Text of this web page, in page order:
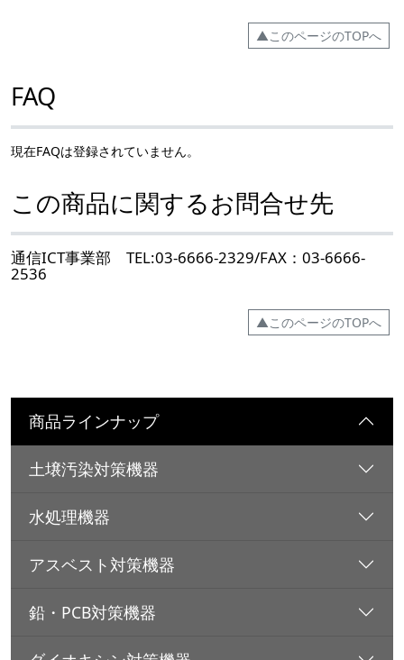
▲このページのTOPへ
FAQ
現在FAQは登録されていません。
この商品に関するお問合せ先
通信ICT事業部 TEL:03-6666-2329/FAX：03-6666-
2536
▲このページのTOPへ
商品ラインナップ
土壌汚染対策機器
水処理機器
アスベスト対策機器
鉛・PCB対策機器